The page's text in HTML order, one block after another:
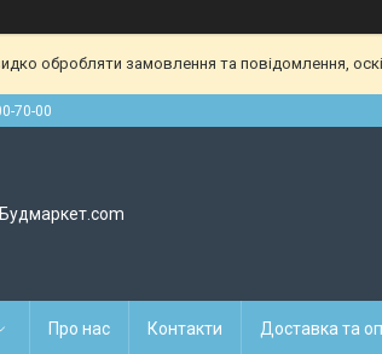
обробляти замовлення та повідомлення,
70-00
Будмаркет.com
Про нас Контакти Доставка та